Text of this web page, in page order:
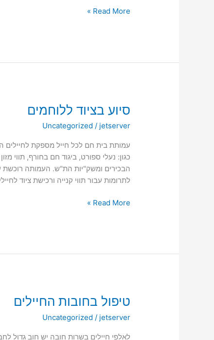
Read More »
סיוע בציוד ללוחמים
Uncategorized / jetserver
עמותת בית חם לכל חייל מספקת לחיילים
כגון: נעלי ספורט, ביגוד חם בחורף, תווי
הבכירים ומשק"יות הת"ש. העמותה רוכשת
לתרומות עבור תווי קנייה ורכישת ציוד
סיוע
ללוחמים
Read More »
טיפול בחובות החיילים
Uncategorized / jetserver
לאלפי חיילים בשרות חובה יש חוב גדול
טיפול
החיילים